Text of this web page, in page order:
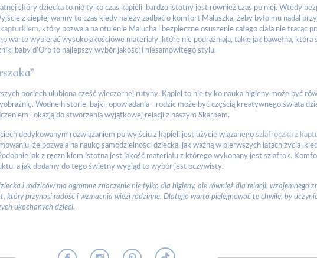
skóry dziecka to nie tylko czas kąpieli, bardzo istotny jest również czas po niej. Wtedy
z ciepłej wanny to czas kiedy należy zadbać o komfort Maluszka, żeby było mu nadal
, który pozwala na otulenie Malucha i bezpieczne osuszenie całego ciała nie tracąc
warto wybierać wysokojakościowe materiały, które nie podrażniają, takie jak bawełna, która
baby d’Oro to najlepszy wybór jakości i niesamowitego stylu.
pociech ulubiona część wieczornej rutyny. Kąpiel to nie tylko nauka higieny może być
Wodne historie, bajki, opowiadania - rodzic może być częścią kreatywnego świata
i okazją do stworzenia wyjątkowej relacji z naszym Skarbem.
dedykowanym rozwiązaniem po wyjściu z kąpieli jest użycie wiązanego szlafroczka z
że pozwala na naukę samodzielności dziecka, jak ważną w pierwszych latach życia
jak z ręcznikiem istotna jest jakość materiału z którego wykonany jest szlafrok.
a jak dodamy do tego świetny wygląd to wybór jest oczywisty.
i rodziców ma ogromne znaczenie nie tylko dla higieny, ale również dla relacji, wzajemnego
który przynosi radość i wzmacnia więzi rodzinne. Dlatego warto pielęgnować tę chwilę, by
ukochanych dzieci.